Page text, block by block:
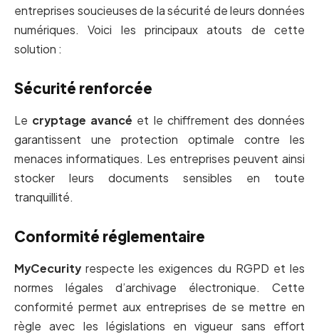
entreprises soucieuses de la sécurité de leurs données
numériques. Voici les principaux atouts de cette
solution :
Sécurité renforcée
Le cryptage avancé et le chiffrement des données
garantissent une protection optimale contre les
menaces informatiques. Les entreprises peuvent ainsi
stocker leurs documents sensibles en toute
tranquillité.
Conformité réglementaire
MyCecurity respecte les exigences du RGPD et les
normes légales d’archivage électronique. Cette
conformité permet aux entreprises de se mettre en
règle avec les législations en vigueur sans effort